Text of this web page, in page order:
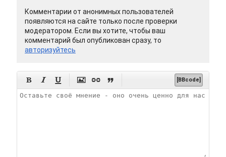
Комментарии от анонимных пользователей
появляются на сайте только после проверки
модератором. Если вы хотите, чтобы ваш
комментарий был опубликован сразу, то
авторизуйтесь
      [BBcode]